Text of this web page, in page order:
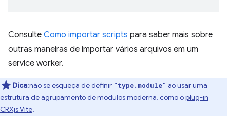
Consulte Como importar scripts para saber mais sobre
outras maneiras de importar vários arquivos em um
service worker.
Dica:não se esqueça de definir "type.module" ao usar uma
estrutura de agrupamento de módulos moderna, como oplug-in
CRXjs Vite.